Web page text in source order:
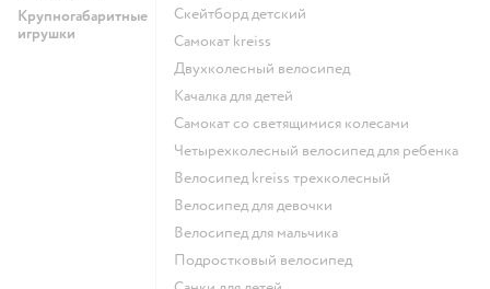
Крупногабаритные
игрушки
Скейтборд детский
Самокат kreiss
Двухколесный велосипед
Качалка для детей
Самокат со светящимися колесами
Четырехколесный велосипед для ребенка
Велосипед kreiss трехколесный
Велосипед для девочки
Велосипед для мальчика
Подростковый велосипед